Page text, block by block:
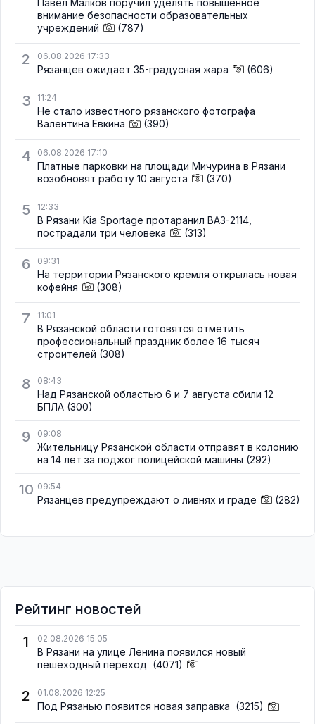
Павел Малков поручил уделять повышенное
внимание безопасности образовательных
учреждений
(787)
2 06.08.2026 17:33
Рязанцев ожидает 35-градусная жара (606)
3 11:24
Не стало известного рязанского фотографа
Валентина Евкина
(390)
4 06.08.2026 17:10
Платные парковки на площади Мичурина в Рязани
возобновят работу 10 августа
(370)
5 12:33
В Рязани Kia Sportage протаранил ВАЗ-2114,
пострадали три человека
(313)
6 09:31
На территории Рязанского кремля открылась новая
кофейня
(308)
7 11:01
В Рязанской области готовятся отметить
профессиональный праздник более 16 тысяч
строителей (308)
8 08:43
Над Рязанской областью 6 и 7 августа сбили 12
БПЛА (300)
9 09:08
Жительницу Рязанской области отправят в колонию
на 14 лет за поджог полицейской машины (292)
10 09:54
Рязанцев предупреждают о ливнях и граде (282)
Рейтинг новостей
1
02.08.2026 15:05
В Рязани на улице Ленина появился новый
пешеходный переход (4071)
2 01.08.2026 12:25
Под Рязанью появится новая заправка (3215)